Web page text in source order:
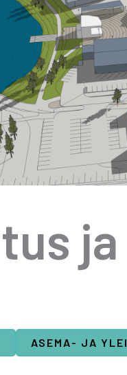
ASE­MA- JA